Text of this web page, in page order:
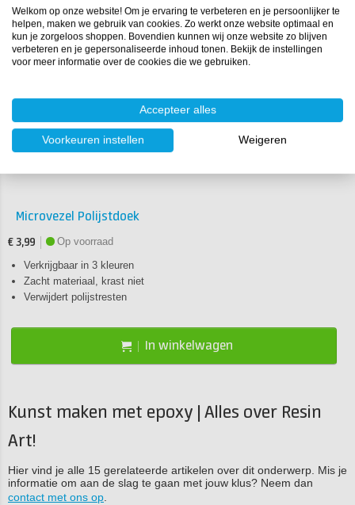
Product 1 van de 9
Microvezel Polijstdoek
€ 3,99
Op voorraad
Verkrijgbaar in 3 kleuren
Zacht materiaal, krast niet
Verwijdert polijstresten
In winkelwagen
Kunst maken met epoxy | Alles over Resin
Art!
Hier vind je alle 15 gerelateerde artikelen over dit onderwerp. Mis je
informatie om aan de slag te gaan met jouw klus? Neem dan
contact met ons op.
Welkom op onze website! Om je ervaring te verbeteren en je persoonlijker te
helpen, maken we gebruik van cookies. Zo werkt onze website optimaal en
kun je zorgeloos shoppen. Bovendien kunnen wij onze website zo blijven
verbeteren en je gepersonaliseerde inhoud tonen. Bekijk de instellingen
voor meer informatie over de cookies die we gebruiken.
Accepteer alles
Voorkeuren instellen Weigeren